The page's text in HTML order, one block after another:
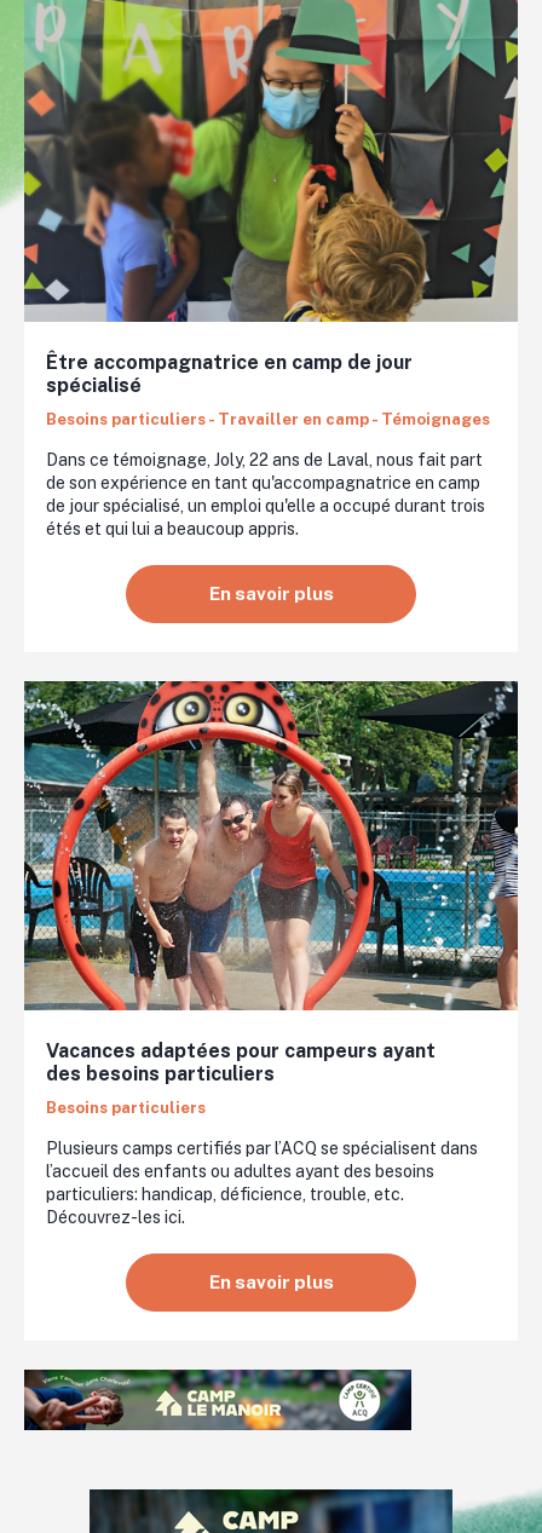
Être accompagnatrice en camp de jour
spécialisé
Besoins particuliers - Travailler en camp - Témoignages
Dans ce témoignage, Joly, 22 ans de Laval, nous fait part
de son expérience en tant qu'accompagnatrice en camp
de jour spécialisé, un emploi qu'elle a occupé durant trois
étés et qui lui a beaucoup appris.
En savoir plus
Vacances adaptées pour campeurs ayant
des besoins particuliers
Besoins particuliers
Plusieurs camps certifiés par l’ACQ se spécialisent dans
l’accueil des enfants ou adultes ayant des besoins
particuliers: handicap, déficience, trouble, etc.
Découvrez-les ici.
En savoir plus